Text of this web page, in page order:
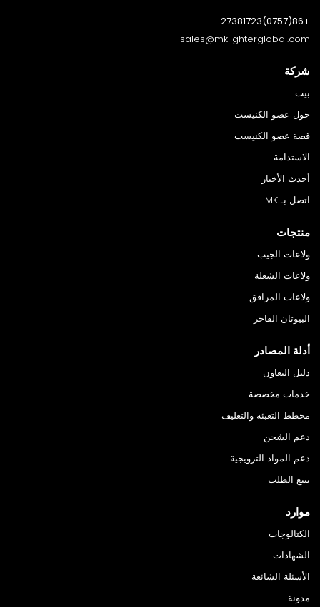
+86(0757)27381723
sales@mklighterglobal.com
شركة
بيت
حول عضو الكنيست
قصة عضو الكنيست
الاستدامة
أحدث الأخبار
اتصل بـ MK
منتجات
ولاعات الجيب
ولاعات الشعلة
ولاعات المرافق
البيوتان الفاخر
أدلة المصادر
دليل التعاون
خدمات مخصصة
مخطط التعبئة والتغليف
دعم الشحن
دعم المواد الترويجية
تتبع الطلب
موارد
الكتالوجات
الشهادات
الأسئلة الشائعة
مدونة